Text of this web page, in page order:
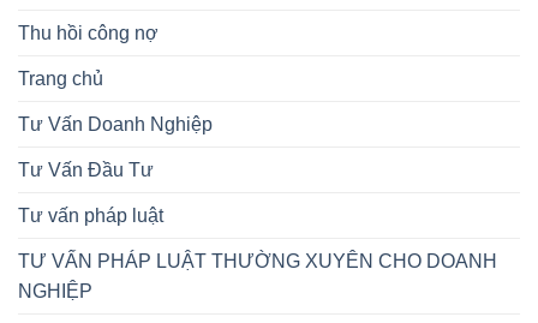
Thu hồi công nợ
Trang chủ
Tư Vấn Doanh Nghiệp
Tư Vấn Đầu Tư
Tư vấn pháp luật
TƯ VẤN PHÁP LUẬT THƯỜNG XUYÊN CHO DOANH
NGHIỆP